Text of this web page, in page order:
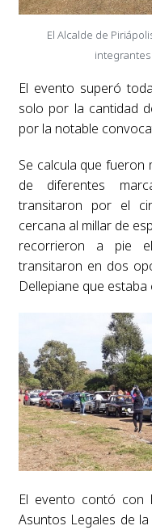
El Alcalde de
El evento superó
solo por la cantidad
por la notable
Se calcula que fueron
de diferentes
transitaron por el
cercana al millar de
recorrieron a pie
transitaron en dos
Dellepiane que
El evento contó con
Asuntos Legales de